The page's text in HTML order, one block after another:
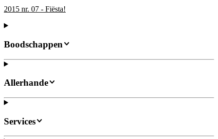
2015 nr. 07 - Fiësta!
Boodschappen
Allerhande
Services